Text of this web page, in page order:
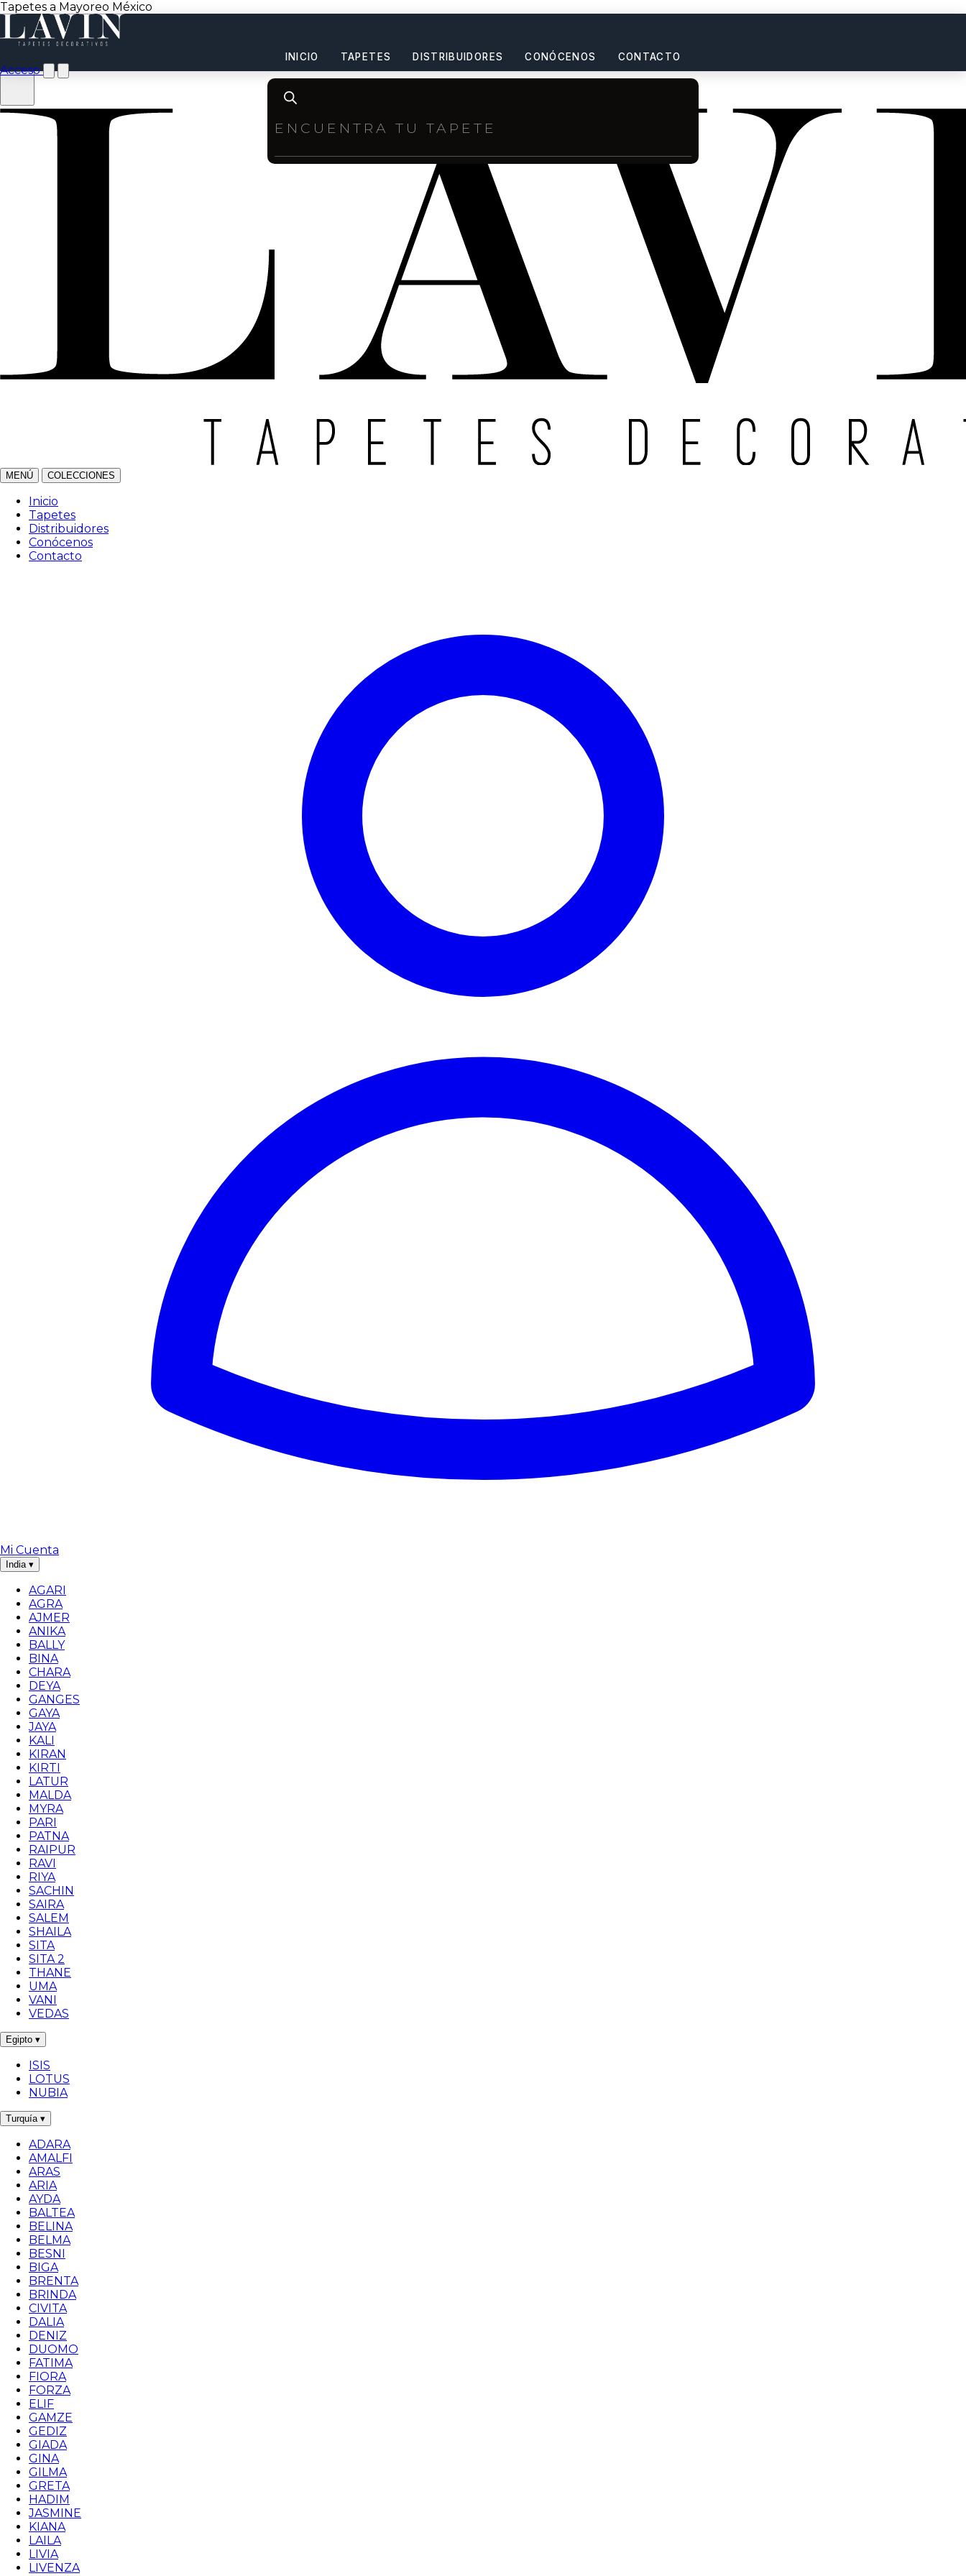
Tapetes a Mayoreo México
INICIO TAPETES DISTRIBUIDORES CONÓCENOS CONTACTO
Acceso
Products
search
MENÚ COLECCIONES
Inicio
Tapetes
Distribuidores
Conócenos
Contacto
Mi Cuenta
India ▾
AGARI
AGRA
AJMER
ANIKA
BALLY
BINA
CHARA
DEYA
GANGES
GAYA
JAYA
KALI
KIRAN
KIRTI
LATUR
MALDA
MYRA
PARI
PATNA
RAIPUR
RAVI
RIYA
SACHIN
SAIRA
SALEM
SHAILA
SITA
SITA 2
THANE
UMA
VANI
VEDAS
Egipto ▾
ISIS
LOTUS
NUBIA
Turquía ▾
ADARA
AMALFI
ARAS
ARIA
AYDA
BALTEA
BELINA
BELMA
BESNI
BIGA
BRENTA
BRINDA
CIVITA
DALIA
DENIZ
DUOMO
FATIMA
FIORA
FORZA
ELIF
GAMZE
GEDIZ
GIADA
GINA
GILMA
GRETA
HADIM
JASMINE
KIANA
LAILA
LIVIA
LIVENZA